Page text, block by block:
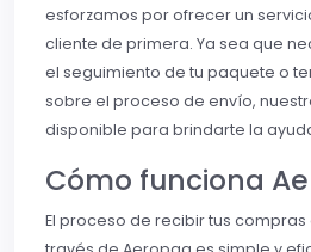
esforzamos por ofrecer un
cliente de primera. Ya sea que
el seguimiento de tu paquete o
sobre el proceso de envío,
disponible para brindarte la
Cómo funciona
El proceso de recibir tus